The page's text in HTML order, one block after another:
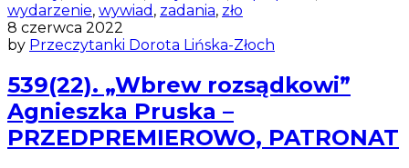
wydarzenie, wywiad , zadania, zło
8 czerwca 2022
by Przeczytanki Dorota Lińska-Złoch
539(22). „Wbrew rozsądkowi”
Agnieszka Pruska –
PRZEDPREMIEROWO, PATRONAT